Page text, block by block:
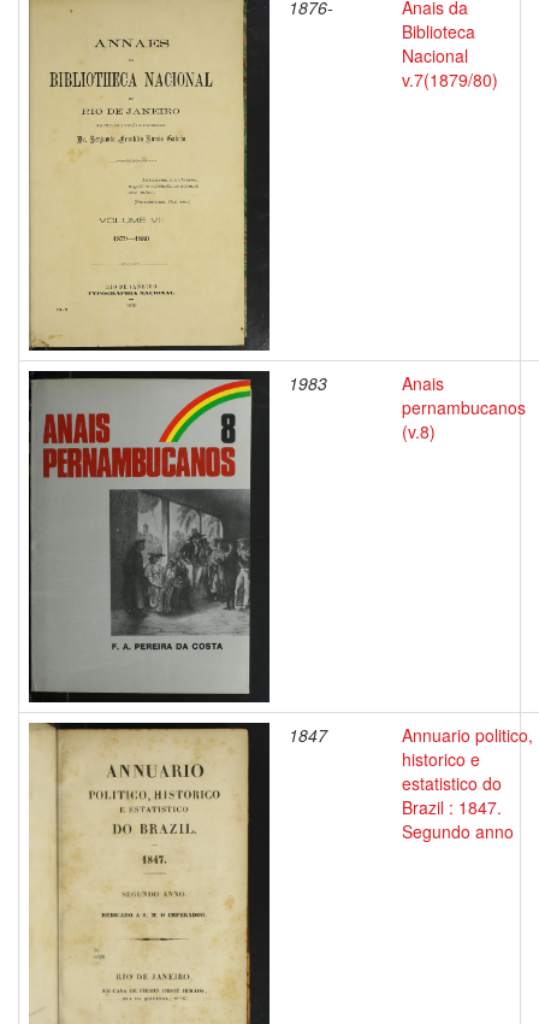
1876-
Anais da
Biblioteca
Nacional
v.7(1879/80)
1983
Anais
pernambucanos
(v.8)
1847
Annuario politico,
historico e
estatistico do
Brazil : 1847.
Segundo anno